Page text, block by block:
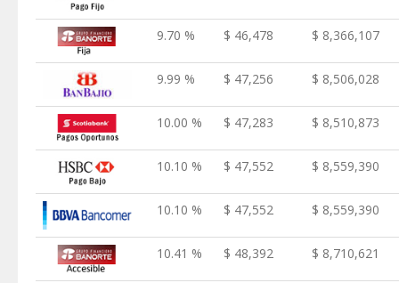
9.70 % $ 46,478 $ 8,366,107
9.99 % $ 47,256 $ 8,506,028
10.00 % $ 47,283 $ 8,510,873
10.10 % $ 47,552 $ 8,559,390
10.10 % $ 47,552 $ 8,559,390
10.41 % $ 48,392 $ 8,710,621